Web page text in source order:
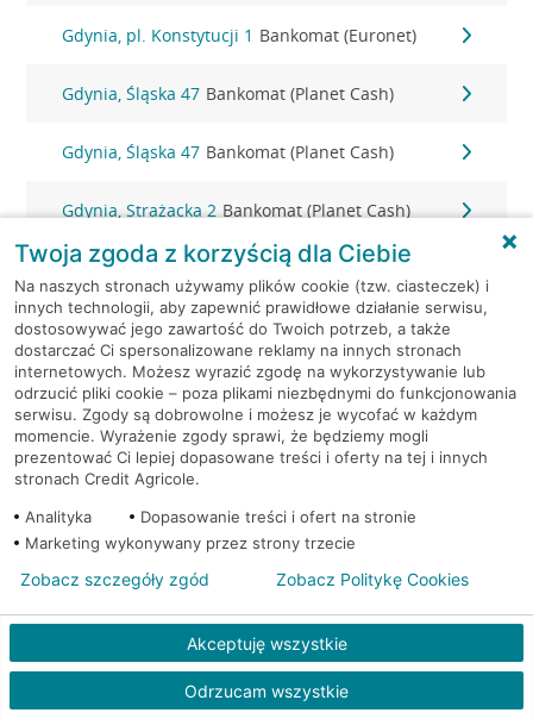
Gdynia, pl. Konstytucji 1 Bankomat (Euronet)
Gdynia, Śląska 47 Bankomat (Planet Cash)
Gdynia, Śląska 47 Bankomat (Planet Cash)
Gdynia, Strażacka 2 Bankomat (Planet Cash)
Gdynia, Świętojańska 36 Bankomat (Planet Cash)
Gdynia, ul. 10-go Lutego 11 Bankomat (Euronet)
Gdynia, ul. 10-go Lutego 11 Bankomat (Euronet)
Gdynia, ul. 10-go Lutego 11 Bankomat (Euronet)
Gdynia, ul. Abrahama 46 A-B
Gdynia, ul. Bosmańska 45 Bankomat (Euronet)
Gdynia, ul. Brzechwy 1 Bankomat (Euronet)
Twoja zgoda z korzyścią dla Ciebie
Na naszych stronach używamy plików cookie (tzw. ciasteczek) i
innych technologii, aby zapewnić prawidłowe działanie serwisu,
dostosowywać jego zawartość do Twoich potrzeb, a także
dostarczać Ci spersonalizowane reklamy na innych stronach
internetowych. Możesz wyrazić zgodę na wykorzystywanie lub
odrzucić pliki cookie – poza plikami niezbędnymi do funkcjonowania
serwisu. Zgody są dobrowolne i możesz je wycofać w każdym
momencie. Wyrażenie zgody sprawi, że będziemy mogli
prezentować Ci lepiej dopasowane treści i oferty na tej i innych
stronach Credit Agricole.
Analityka
Dopasowanie treści i ofert na stronie
Marketing wykonywany przez strony trzecie
Akceptuję wszystkie
Odrzucam wszystkie
Zobacz szczegóły zgód Zobacz Politykę Cookies